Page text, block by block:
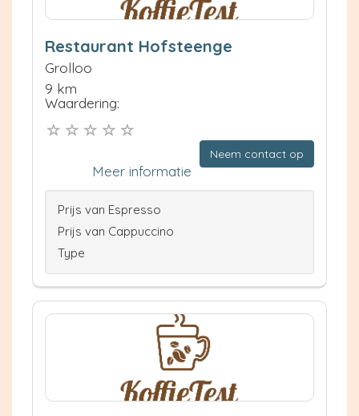
Restaurant Hofsteenge
Grolloo
9 km
Waardering:
Neem contact op
Meer informatie
Prijs van Espresso
Prijs van Cappuccino
Type